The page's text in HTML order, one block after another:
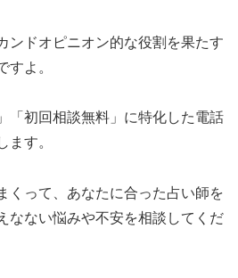
ンドオピニオン的な役割を果たす
すよ。
「初回相談無料」に特化した電話
ます。
くって、あなたに合った占い師を
なない悩みや不安を相談してくだ